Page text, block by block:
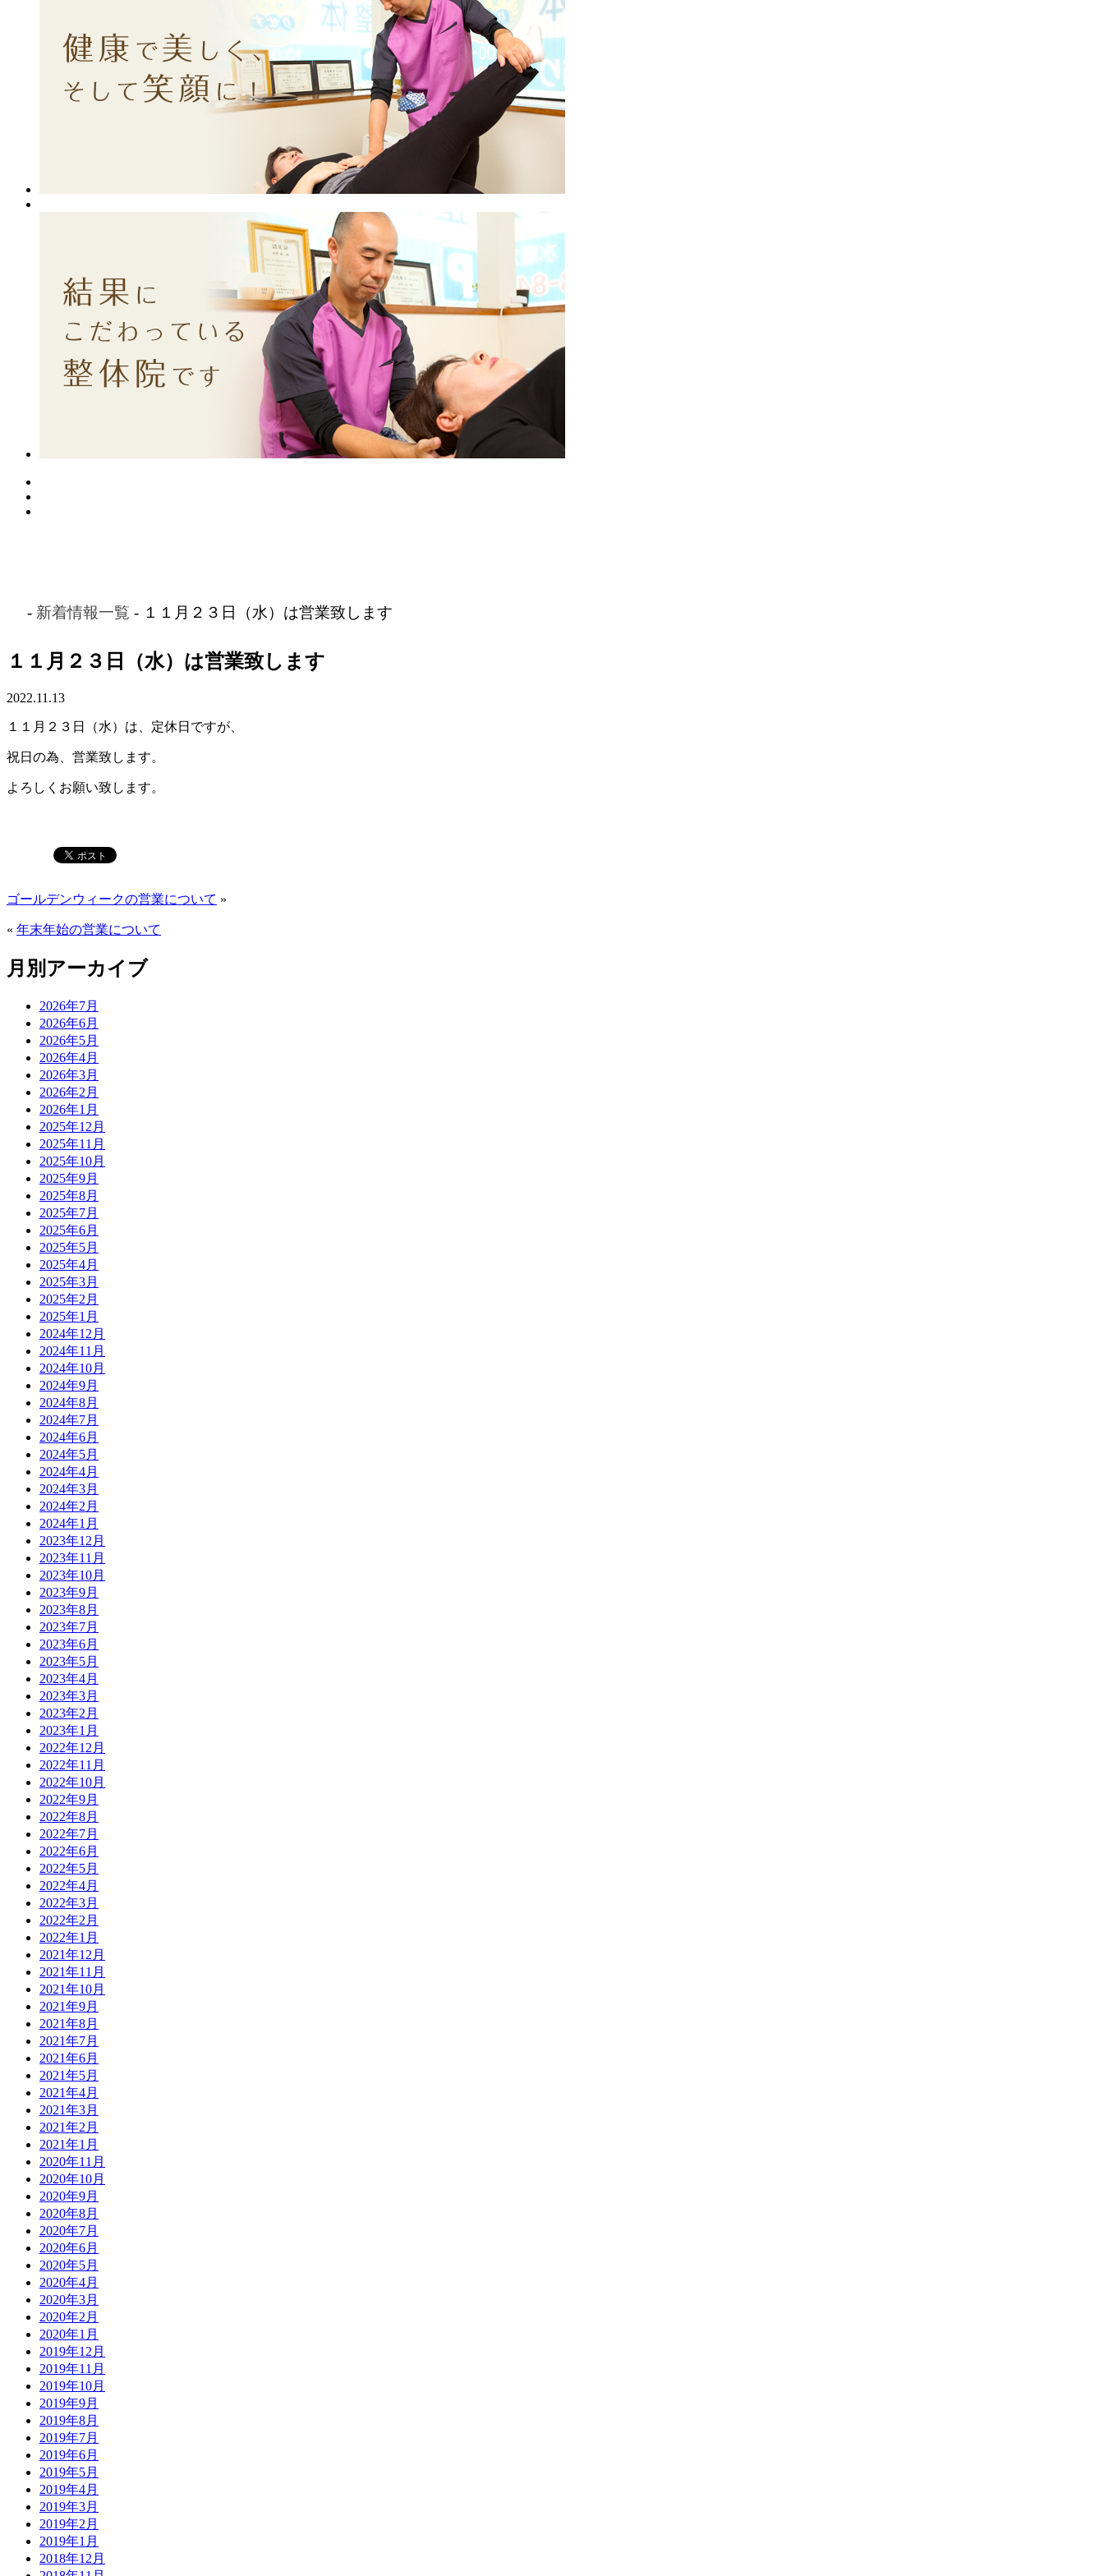
- 新着情報一覧 - １１月２３日（水）は営業致します
１１月２３日（水）は営業致します
2022.11.13
１１月２３日（水）は、定休日ですが、
祝日の為、営業致します。
よろしくお願い致します。
ゴールデンウィークの営業について »
« 年末年始の営業について
月別アーカイブ
2026年7月
2026年6月
2026年5月
2026年4月
2026年3月
2026年2月
2026年1月
2025年12月
2025年11月
2025年10月
2025年9月
2025年8月
2025年7月
2025年6月
2025年5月
2025年4月
2025年3月
2025年2月
2025年1月
2024年12月
2024年11月
2024年10月
2024年9月
2024年8月
2024年7月
2024年6月
2024年5月
2024年4月
2024年3月
2024年2月
2024年1月
2023年12月
2023年11月
2023年10月
2023年9月
2023年8月
2023年7月
2023年6月
2023年5月
2023年4月
2023年3月
2023年2月
2023年1月
2022年12月
2022年11月
2022年10月
2022年9月
2022年8月
2022年7月
2022年6月
2022年5月
2022年4月
2022年3月
2022年2月
2022年1月
2021年12月
2021年11月
2021年10月
2021年9月
2021年8月
2021年7月
2021年6月
2021年5月
2021年4月
2021年3月
2021年2月
2021年1月
2020年11月
2020年10月
2020年9月
2020年8月
2020年7月
2020年6月
2020年5月
2020年4月
2020年3月
2020年2月
2020年1月
2019年12月
2019年11月
2019年10月
2019年9月
2019年8月
2019年7月
2019年6月
2019年5月
2019年4月
2019年3月
2019年2月
2019年1月
2018年12月